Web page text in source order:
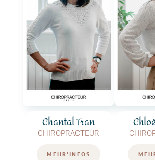
Chantal Tran
CHIROPRACTEUR
MEHR'INFOS